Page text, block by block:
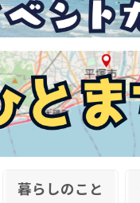
暮らしのこと